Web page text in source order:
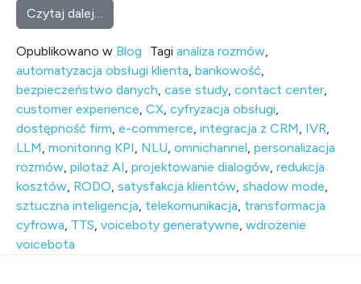
Czytaj dalej…
Opublikowano w Blog Tagi analiza rozmów,
automatyzacja obsługi klienta, bankowość,
bezpieczeństwo danych, case study, contact center,
customer experience, CX, cyfryzacja obsługi,
dostępność firm, e-commerce, integracja z CRM, IVR,
LLM, monitoring KPI, NLU, omnichannel, personalizacja
rozmów, pilotaż AI, projektowanie dialogów, redukcja
kosztów, RODO, satysfakcja klientów, shadow mode,
sztuczna inteligencja, telekomunikacja, transformacja
cyfrowa, TTS, voiceboty generatywne, wdrożenie
voicebota